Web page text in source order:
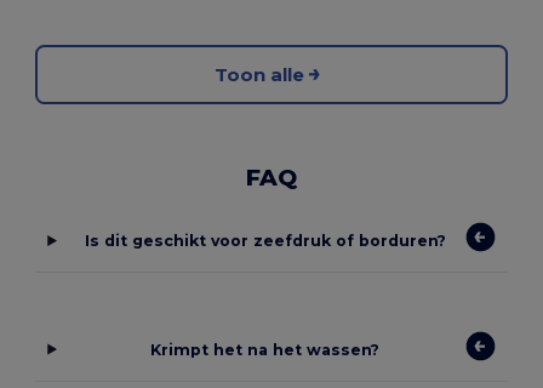
Toon alle
FAQ
Is dit geschikt voor zeefdruk of borduren?
Krimpt het na het wassen?